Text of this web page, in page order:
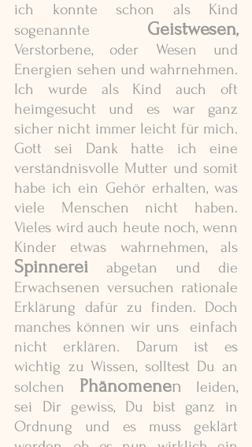
ich konnte schon als Kind
sogenannte Geistwesen,
Verstorbene, oder Wesen und
Energien sehen und wahrnehmen.
Ich wurde als Kind auch oft
heimgesucht und es war ganz
sicher nicht immer leicht für mich.
Gott sei Dank hatte ich eine
verständnisvolle Mutter und somit
habe ich ein Gehör erhalten, was
viele Menschen nicht haben.
Vieles wird auch heute noch, wenn
Spinnerei
abgetan und die
Erwachsenen versuchen rationale
Erklärung dafür zu finden. Doch
manches können wir uns  einfach
nicht erklären. Darum ist es
wichtig zu Wissen, solltest Du an
solchen Phänomenen leiden,
sei Dir gewiss, Du bist ganz in
Ordnung und es muss geklärt